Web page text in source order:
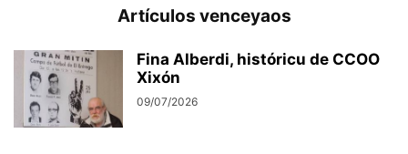
Artículos venceyaos
Fina Alberdi, históricu de CCOO
Xixón
09/07/2026